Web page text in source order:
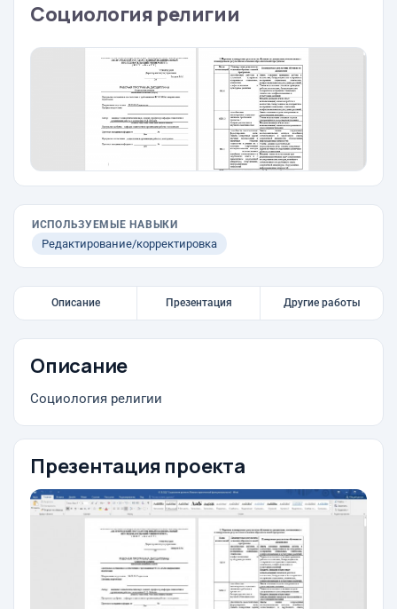
Социология религии
ИСПОЛЬЗУЕМЫЕ НАВЫКИ
Редактирование/корректировка
Описание Презентация Другие работы
Описание
Социология религии
Презентация проекта